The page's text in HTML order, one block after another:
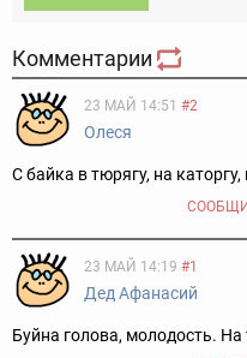
Комментарии
23 МАЙ 14:51 #2
Олеся
С байка в тюрягу, на
23 МАЙ 14:19 #1
Дед Афанасий
Буйна голова, молодость.